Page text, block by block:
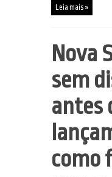
Leia mais »
Nova
sem
antes
como